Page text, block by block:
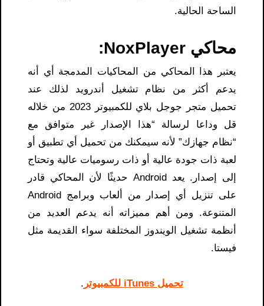
الساحة الحالية.
محاكي NoxPlayer:
يعتبر هذا المحاكي من المحاكيات المدمجة أي أنه
يدعم أكثر من نظام تشغيل أندرويد لذلك عند
تحميل متجر جوجل بلاي للكمبيوتر 2023 من خلاله
قل وداعا لرسالة “هذا الإصدار غير متوافق مع
“نظام جهازك” لأنه سيمكنك من تحميل أي تطبيق أو
لعبة ذات جودة عالية أو ذات رسوميات عالية وتحتاج
إلى إصدار. يعد Android حديثًا لأن المحاكي قادر
على تنزيل أي إصدار من ألعاب وبرامج Android
المتنوعة. ومن أهم مميزاته أنه يدعم العديد من
أنظمة تشغيل الويندوز المختلفة سواء القديمة مثل
فيستا.
تحميل iTunes للكمبيوتر .